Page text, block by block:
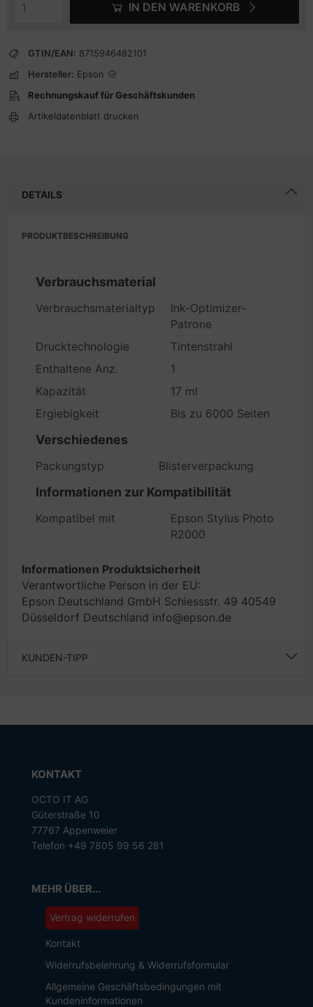
IN DEN WARENKORB
GTIN/EAN: 8715946482101
Hersteller: Epson
Rechnungskauf für Geschäftskunden
Artikeldatenblatt drucken
DETAILS
PRODUKTBESCHREIBUNG
Verbrauchsmaterial
Verbrauchsmaterialtyp
Ink-Optimizer-
Patrone
Drucktechnologie
Tintenstrahl
Enthaltene Anz.
1
Kapazität
17 ml
Ergiebigkeit
Bis zu 6000 Seiten
Verschiedenes
Packungstyp Blisterverpackung
Informationen zur Kompatibilität
Kompatibel mit
Epson Stylus Photo
R2000
Informationen Produktsicherheit
Verantwortliche Person in der EU:
Epson Deutschland GmbH Schiessstr. 49 40549
Düsseldorf Deutschland info@epson.de
KUNDEN-TIPP
KONTAKT
OCTO IT AG
Güterstraße 10
77767 Appenweier
Telefon +49 7805 99 56 281
MEHR ÜBER...
Vertrag widerrufen
Kontakt
Widerrufsbelehrung & Widerrufsformular
Allgemeine Geschäftsbedingungen mit
Kundeninformationen